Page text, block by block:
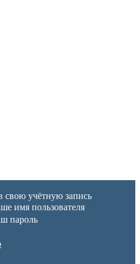
свою учётную запись
имя пользователя
пароль